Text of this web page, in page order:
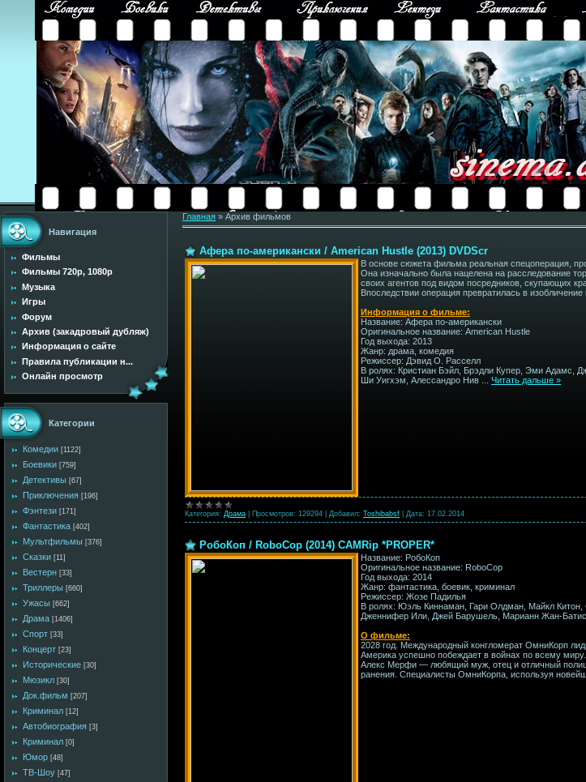
Навигация
Фильмы
Фильмы 720p, 1080p
Музыка
Игры
Форум
Архив (закадровый дубляж)
Информация о сайте
Правила публикации н...
Онлайн просмотр
Категории
Комедии [1122]
Боевики [759]
Детективы [67]
Приключения [196]
Фэнтези [171]
Фантастика [402]
Мультфильмы [376]
Сказки [11]
Вестерн [33]
Триллеры [660]
Ужасы [662]
Драма [1406]
Спорт [33]
Концерт [23]
Исторические [30]
Мюзикл [30]
Док.фильм [207]
Криминал [12]
Автобиография [3]
Криминал [0]
Юмор [48]
ТВ-Шоу [47]
Главная » Архив фильмов
Афера по-американски / American Hustle (2013) DVDScr
В основе сюжета фильма реальная спецоперация,
Она изначально была нацелена на расследование
своих агентов под видом посредников, скупающих
Впоследствии операция превратилась в изобличение
Информация о фильме:
Название: Афера по-американски
Оригинальное название: American Hustle
Год выхода: 2013
Жанр: драма, комедия
Режиссер: Дэвид О. Расселл
В ролях: Кристиан Бэйл, Брэдли Купер, Эми Адамс,
Ши Уигхэм, Алессандро Нив
Читать дальше »
Категория: Драма Просмотров: 129294 Добавил: Toshibabsf Дата: 17.02.2014
РобоКоп / RoboCop (2014) CAMRip *PROPER*
Название: РобоКоп
Оригинальное название: RoboCop
Год выхода: 2014
Жанр: фантастика, боевик, криминал
Режиссер: Жозе Падилья
В ролях: Юэль Киннаман, Гари Олдман, Майкл
Дженнифер Или, Джей Барушель, Марианн Жан-
О фильме:
2028 год. Международный конгломерат ОмниКорп
Америка успешно побеждает в войнах по всему
Алекс Мерфи — любящий муж, отец и отличный
ранения. Специалисты ОмниКорпа, используя